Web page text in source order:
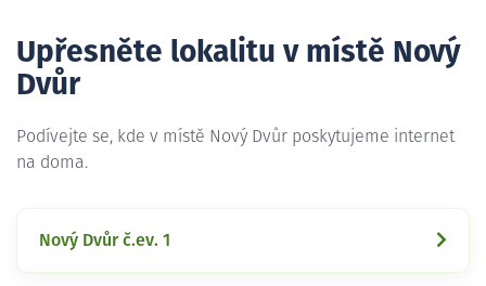
Upřesněte lokalitu v místě Nový
Dvůr
Podívejte se, kde v místě Nový Dvůr poskytujeme internet
na doma.
Nový Dvůr č.ev. 1